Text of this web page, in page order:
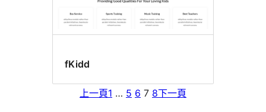
fKidd
上一頁1 … 5 6 7 8下一頁